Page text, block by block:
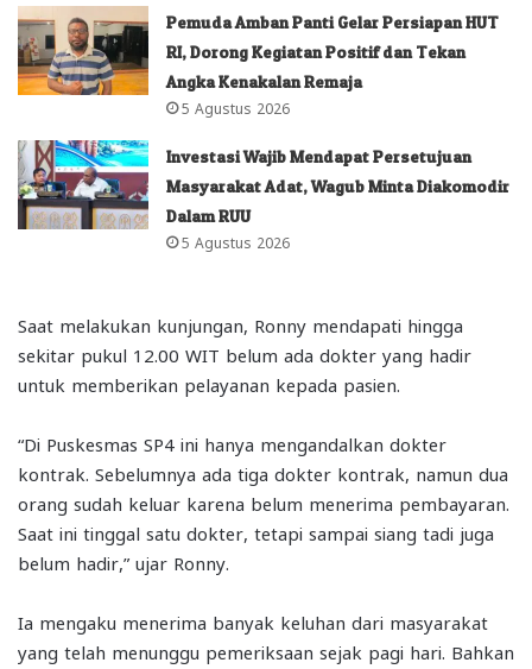
Pemuda Amban Panti Gelar Persiapan HUT
RI, Dorong Kegiatan Positif dan Tekan
Angka Kenakalan Remaja
5 Agustus 2026
Investasi Wajib Mendapat Persetujuan
Masyarakat Adat, Wagub Minta Diakomodir
Dalam RUU
5 Agustus 2026
Saat melakukan kunjungan, Ronny mendapati hingga
sekitar pukul 12.00 WIT belum ada dokter yang hadir
untuk memberikan pelayanan kepada pasien.
“Di Puskesmas SP4 ini hanya mengandalkan dokter
kontrak. Sebelumnya ada tiga dokter kontrak, namun dua
orang sudah keluar karena belum menerima pembayaran.
Saat ini tinggal satu dokter, tetapi sampai siang tadi juga
belum hadir,” ujar Ronny.
Ia mengaku menerima banyak keluhan dari masyarakat
yang telah menunggu pemeriksaan sejak pagi hari. Bahkan